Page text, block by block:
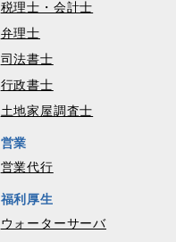
税理士・会計士
弁理士
司法書士
行政書士
土地家屋調査士
営業
営業代行
福利厚生
ウォーターサーバ